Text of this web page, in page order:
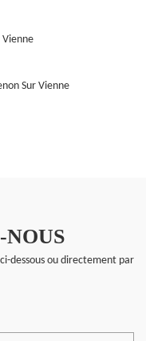
Vienne
Sur Vienne
dessous ou directement par